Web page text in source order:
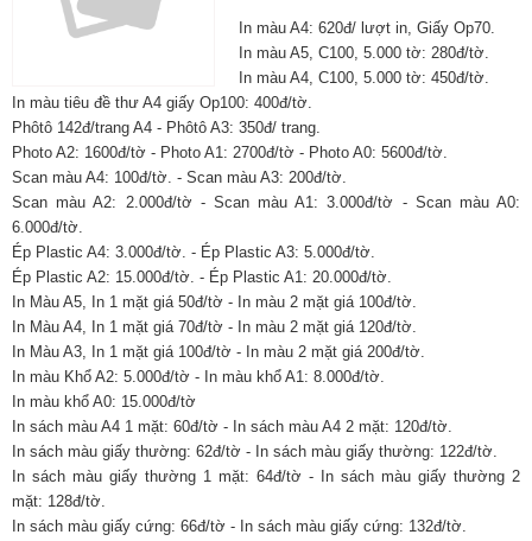
In màu A4: 620đ/ lượt in, Giấy Op70.
In màu A5, C100, 5.000 tờ: 280đ/tờ.
In màu A4, C100, 5.000 tờ: 450đ/tờ.
In màu tiêu đề thư A4 giấy Op100: 400đ/tờ.
Phôtô 142đ/trang A4 - Phôtô A3: 350đ/ trang.
Photo A2: 1600đ/tờ - Photo A1: 2700đ/tờ - Photo A0: 5600đ/tờ.
Scan màu A4: 100đ/tờ. - Scan màu A3: 200đ/tờ.
Scan màu A2: 2.000đ/tờ - Scan màu A1: 3.000đ/tờ - Scan màu A0:
6.000đ/tờ.
Ép Plastic A4: 3.000đ/tờ. - Ép Plastic A3: 5.000đ/tờ.
Ép Plastic A2: 15.000đ/tờ. - Ép Plastic A1: 20.000đ/tờ.
In Màu A5, In 1 mặt giá 50đ/tờ - In màu 2 mặt giá 100đ/tờ.
In Màu A4, In 1 mặt giá 70đ/tờ - In màu 2 mặt giá 120đ/tờ.
In Màu A3, In 1 mặt giá 100đ/tờ - In màu 2 mặt giá 200đ/tờ.
In màu Khổ A2: 5.000đ/tờ - In màu khổ A1: 8.000đ/tờ.
In màu khổ A0: 15.000đ/tờ
In sách màu A4 1 mặt: 60đ/tờ - In sách màu A4 2 mặt: 120đ/tờ.
In sách màu giấy thường: 62đ/tờ - In sách màu giấy thường: 122đ/tờ.
In sách màu giấy thường 1 mặt: 64đ/tờ - In sách màu giấy thường 2
mặt: 128đ/tờ.
In sách màu giấy cứng: 66đ/tờ - In sách màu giấy cứng: 132đ/tờ.